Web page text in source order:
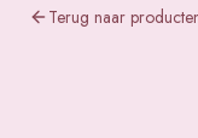
Terug naar